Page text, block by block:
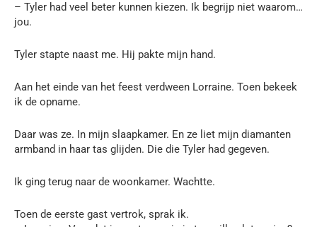
– Tyler had veel beter kunnen kiezen. Ik begrijp niet waarom…
jou.
Tyler stapte naast me. Hij pakte mijn hand.
Aan het einde van het feest verdween Lorraine. Toen bekeek
ik de opname.
Daar was ze. In mijn slaapkamer. En ze liet mijn diamanten
armband in haar tas glijden. Die die Tyler had gegeven.
Ik ging terug naar de woonkamer. Wachtte.
Toen de eerste gast vertrok, sprak ik.